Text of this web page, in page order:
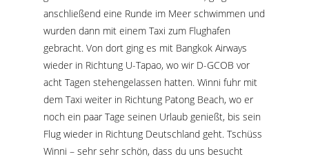
anschließend eine Runde im Meer schwimmen und
wurden dann mit einem Taxi zum Flughafen
gebracht. Von dort ging es mit Bangkok Airways
wieder in Richtung U-Tapao, wo wir D-GCOB vor
acht Tagen stehengelassen hatten. Winni fuhr mit
dem Taxi weiter in Richtung Patong Beach, wo er
noch ein paar Tage seinen Urlaub genießt, bis sein
Flug wieder in Richtung Deutschland geht. Tschüss
Winni – sehr sehr schön, dass du uns besucht